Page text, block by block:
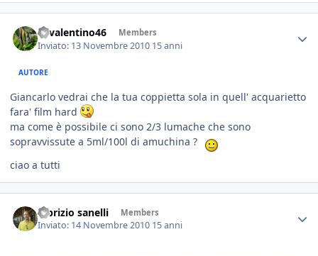
46valentino46 Members
Inviato: 13 Novembre 2010 15 anni
AUTORE
Giancarlo vedrai che la tua coppietta sola in quell' acquarietto
fara' film hard
ma come è possibile ci sono 2/3 lumache che sono
sopravvissute a 5ml/100l di amuchina ?
ciao a tutti
fabrizio sanelli Members
Inviato: 14 Novembre 2010 15 anni